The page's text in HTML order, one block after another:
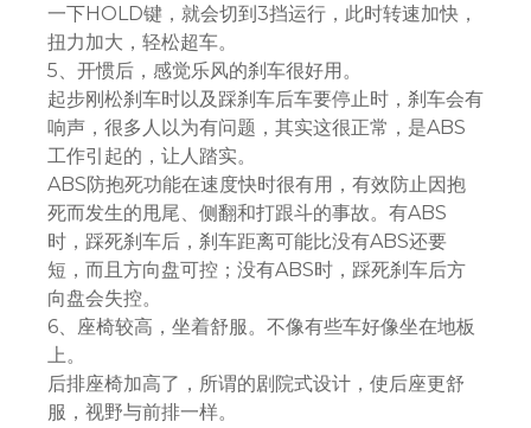
一下HOLD键，就会切到3挡运行，此时转速加快，
扭力加大，轻松超车。
5、开惯后，感觉乐风的刹车很好用。
起步刚松刹车时以及踩刹车后车要停止时，刹车会有
响声，很多人以为有问题，其实这很正常，是ABS
工作引起的，让人踏实。
ABS防抱死功能在速度快时很有用，有效防止因抱
死而发生的甩尾、侧翻和打跟斗的事故。有ABS
时，踩死刹车后，刹车距离可能比没有ABS还要
短，而且方向盘可控；没有ABS时，踩死刹车后方
向盘会失控。
6、座椅较高，坐着舒服。不像有些车好像坐在地板
上。
后排座椅加高了，所谓的剧院式设计，使后座更舒
服，视野与前排一样。